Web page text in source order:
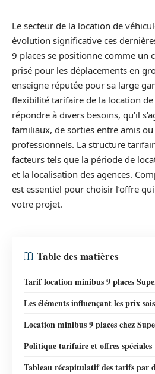
Le secteur de la location de
évolution significative ces
9 places se positionne comme un
prisé pour les déplacements en
enseigne réputée pour sa large
flexibilité tarifaire de la location
répondre à divers besoins, qu’il
familiaux, de sorties entre amis
professionnels. La structure
facteurs tels que la période de
et la localisation des agences.
est essentiel pour choisir l’offre
votre projet.
Table des matières
Tarif location minibus 9 places
Les éléments influençant les prix
Location minibus 9 places chez
Politique tarifaire et offres spéciales
Tableau récapitulatif des tarifs par